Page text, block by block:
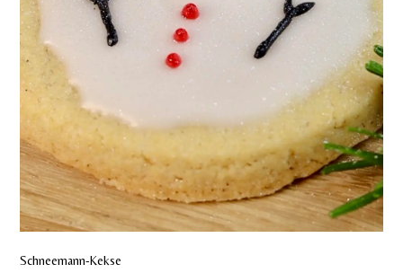
Schneemann-Kekse